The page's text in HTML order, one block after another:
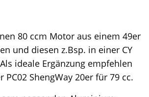
80 ccm Motor aus einem 49er
und diesen z.Bsp. in einer CY
ideale Ergänzung empfehlen
PC02 ShengWay 20er für 79 cc.